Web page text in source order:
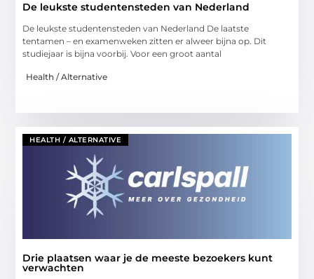
De leukste studentensteden van Nederland
De leukste studentensteden van Nederland De laatste
tentamen – en examenweken zitten er alweer bijna op. Dit
studiejaar is bijna voorbij. Voor een groot aantal
Health / Alternative
HEALTH / ALTERNATIVE
Drie plaatsen waar je de meeste bezoekers kunt
verwachten